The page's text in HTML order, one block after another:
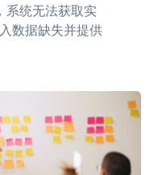
系统无法获取实
数据缺失并提供